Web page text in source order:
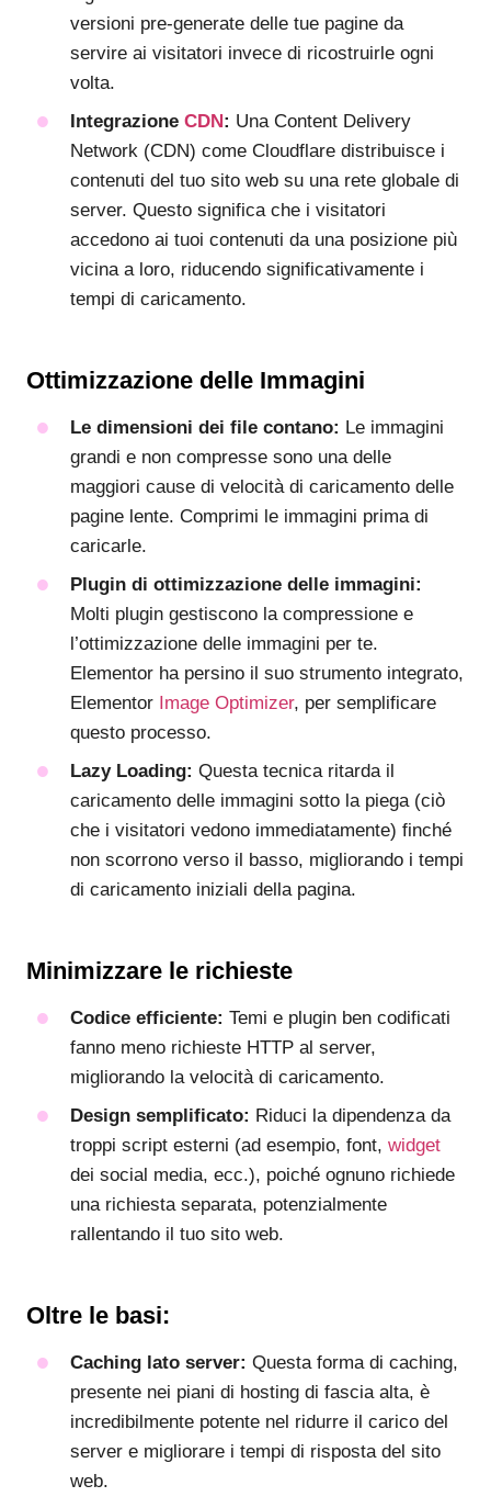
versioni pre-generate delle tue pagine da
servire ai visitatori invece di ricostruirle ogni
volta.
Integrazione CDN: Una Content Delivery
Network (CDN) come Cloudflare distribuisce i
contenuti del tuo sito web su una rete globale di
server. Questo significa che i visitatori
accedono ai tuoi contenuti da una posizione più
vicina a loro, riducendo significativamente i
tempi di caricamento.
Ottimizzazione delle Immagini
Le dimensioni dei file contano: Le immagini
grandi e non compresse sono una delle
maggiori cause di velocità di caricamento delle
pagine lente. Comprimi le immagini prima di
caricarle.
Plugin di ottimizzazione delle immagini:
Molti plugin gestiscono la compressione e
l’ottimizzazione delle immagini per te.
Elementor ha persino il suo strumento integrato,
Elementor Image Optimizer, per semplificare
questo processo.
Lazy Loading: Questa tecnica ritarda il
caricamento delle immagini sotto la piega (ciò
che i visitatori vedono immediatamente) finché
non scorrono verso il basso, migliorando i tempi
di caricamento iniziali della pagina.
Minimizzare le richieste
Codice efficiente: Temi e plugin ben codificati
fanno meno richieste HTTP al server,
migliorando la velocità di caricamento.
Design semplificato: Riduci la dipendenza da
troppi script esterni (ad esempio, font, widget
dei social media, ecc.), poiché ognuno richiede
una richiesta separata, potenzialmente
rallentando il tuo sito web.
Oltre le basi:
Caching lato server: Questa forma di caching,
presente nei piani di hosting di fascia alta, è
incredibilmente potente nel ridurre il carico del
server e migliorare i tempi di risposta del sito
web.